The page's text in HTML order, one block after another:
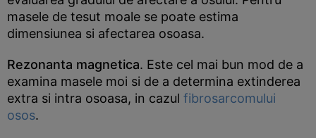
masele de tesut moale se poate estima
dimensiunea si afectarea osoasa.
Rezonanta magnetica. Este cel mai bun mod de a
examina masele moi si de a determina extinderea
extra si intra osoasa, in cazul fibrosarcomului
osos.